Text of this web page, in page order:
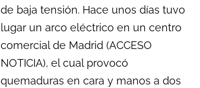
de baja tensión. Hace unos días tuvo
lugar un arco eléctrico en un centro
comercial de Madrid (ACCESO
NOTICIA), el cual provocó
quemaduras en cara y manos a dos